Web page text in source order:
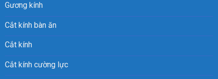
Gương kính
Cắt kính bàn ăn
Cắt kính
Cắt kính cường lực